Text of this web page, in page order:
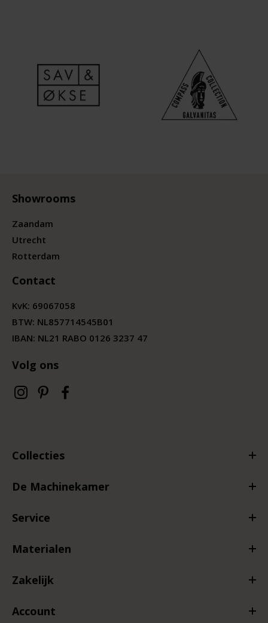
Showrooms
Zaandam
Utrecht
Rotterdam
Contact
KvK: 69067058
BTW: NL857714545B01
IBAN: NL21 RABO 0126 3237 47
Volg ons
Collecties
De Machinekamer
Service
Materialen
Zakelijk
Account